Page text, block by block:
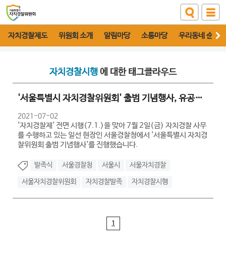
자치경찰제도 위원회 소개 알림마당 소통마당 우리동네 순찰대
자치경찰시행 에 대한 태그클라우드
'서울특별시 자치경찰위원회' 출범 기념행사, 유공자 표창
2021-07-02
'자치경찰제' 전면 시행(7.1.)을 맞아 7월 2일(금) 자치경찰 사무
를 수행하고 있는 일선 현장인 서울경찰청에서 '서울특별시 자치경
찰위원회 출범 기념행사'를 진행했습니다.
발족식 서울경찰청 서울시 서울자치경찰
서울자치경찰위원회 자치경찰발족 자치경찰시행
1